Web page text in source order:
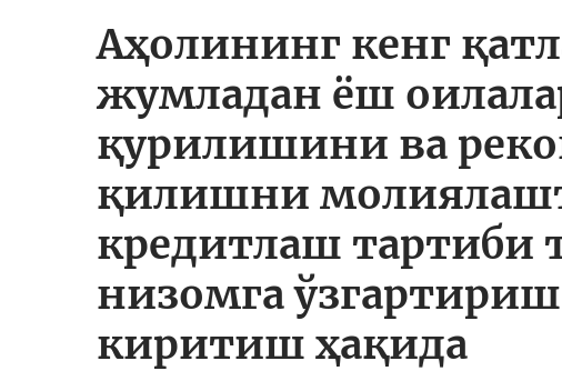
Аҳолининг кенг
жумладан ёш
қурилишини ва
қилишни
кредитлаш тартиби
низомга
киритиш ҳақида